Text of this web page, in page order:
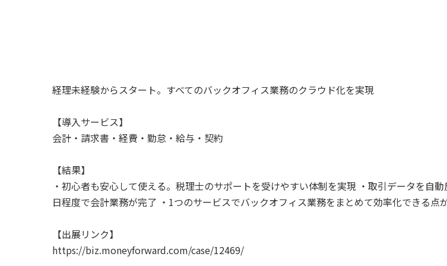
経理未経験からスタート。すべてのバックオフィス業務のクラウド化を実現
【導入サービス】
会計・請求書・経費・勤怠・給与・契約
【結果】
・初心者も安心して使える。税理士のサポートを受けやすい体制を実現 ・取引データを自
日程度で会計業務が完了 ・1つのサービスでバックオフィス業務をまとめて効率化できる点
【出展リンク】
https://biz.moneyforward.com/case/12469/